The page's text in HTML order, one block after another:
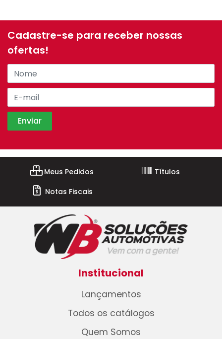
Cadastre-se para receber nossas
ofertas!
Meus Pedidos
Títulos
Notas Fiscais
Institucional
Lançamentos
Todos os catálogos
Quem Somos